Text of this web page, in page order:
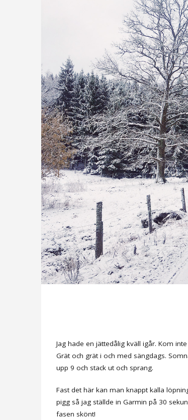
Jag hade en jättedålig kväll igår. Kom
Grät och grät i och med sängdags.
upp 9 och stack ut och sprang.
Fast det här kan man knappt kalla
pigg så jag ställde in Garmin på 30
fasen skönt!